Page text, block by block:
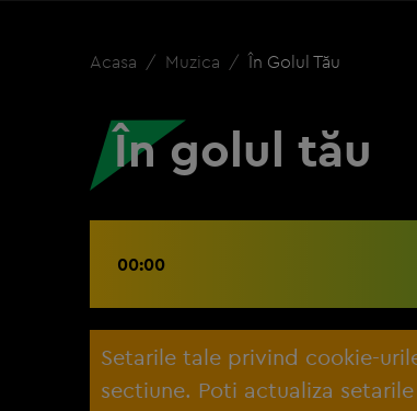
Acasa Muzica În Golul Tău
În golul tău
00:00
Setarile tale privind cookie-
sectiune. Poti actualiza